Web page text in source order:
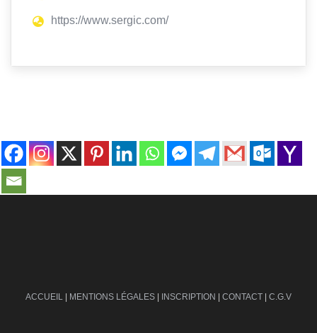
https://www.sergic.com/
ACCUEIL | MENTIONS LÉGALES | INSCRIPTION | CONTACT | C.G.V